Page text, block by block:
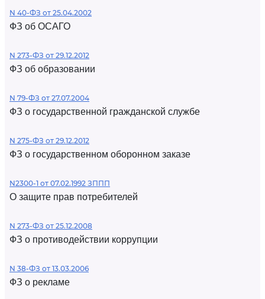
N 40-ФЗ от 25.04.2002
ФЗ об ОСАГО
N 273-ФЗ от 29.12.2012
ФЗ об образовании
N 79-ФЗ от 27.07.2004
ФЗ о государственной гражданской службе
N 275-ФЗ от 29.12.2012
ФЗ о государственном оборонном заказе
N2300-1 от 07.02.1992 ЗППП
О защите прав потребителей
N 273-ФЗ от 25.12.2008
ФЗ о противодействии коррупции
N 38-ФЗ от 13.03.2006
ФЗ о рекламе